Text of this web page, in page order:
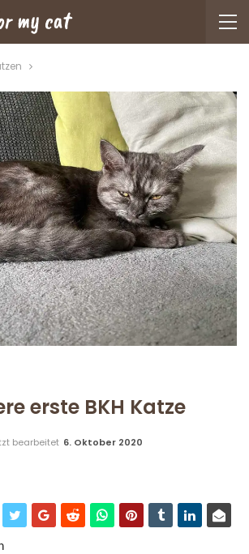
erste BKH Katze
bearbeitet 6. Oktober 2020